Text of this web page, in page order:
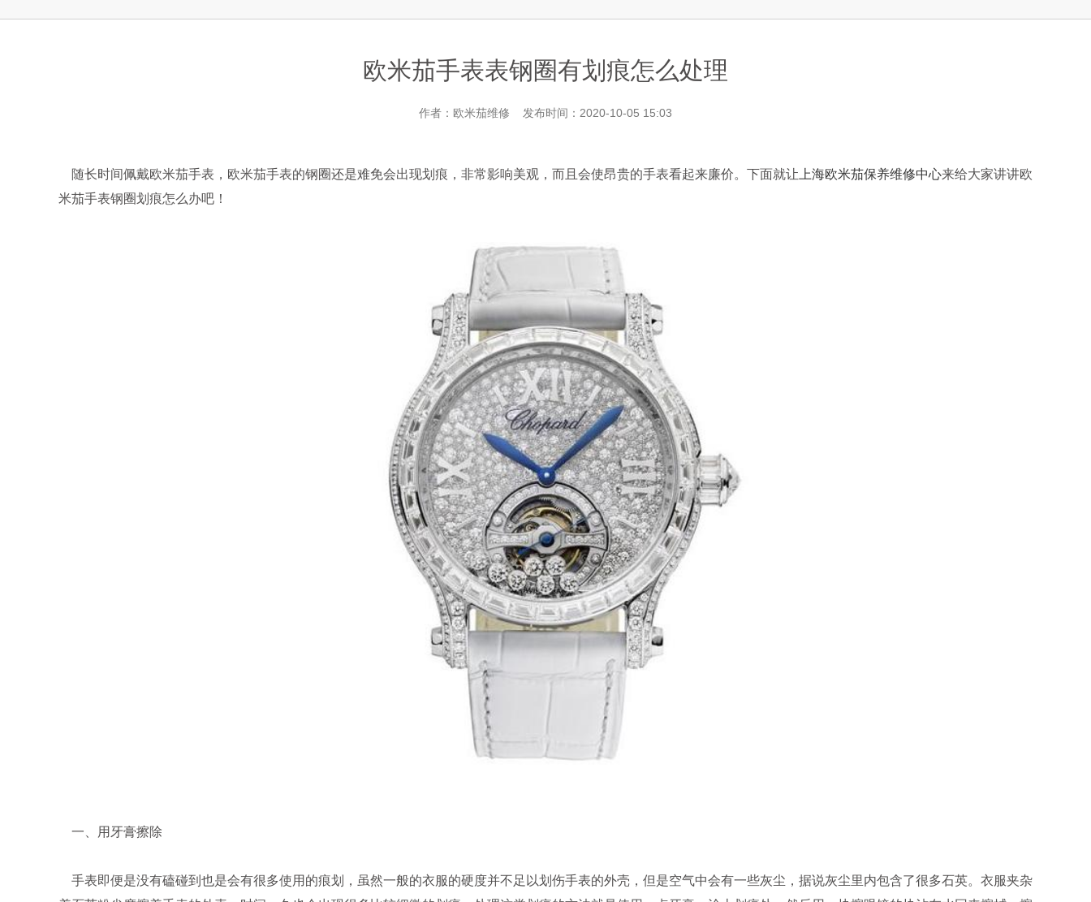
欧米茄手表表钢圈有划痕怎么处理
作者：欧米茄维修 发布时间：2020-10-05 15:03
随长时间佩戴欧米茄手表，欧米茄手表的钢圈还是难免会出现划痕，非常影响美观，而且会使昂贵的手表看起来廉价。下面就让 上海欧米茄保养维修中心来给大家讲讲欧
米茄手表钢圈划痕怎么办吧！
一、用牙膏擦除
手表即便是没有磕碰到也是会有很多使用的痕划，虽然一般的衣服的硬度并不足以划伤手表的外壳，但是空气中会有一些灰尘，据说灰尘里内包含了很多石英。衣服夹杂